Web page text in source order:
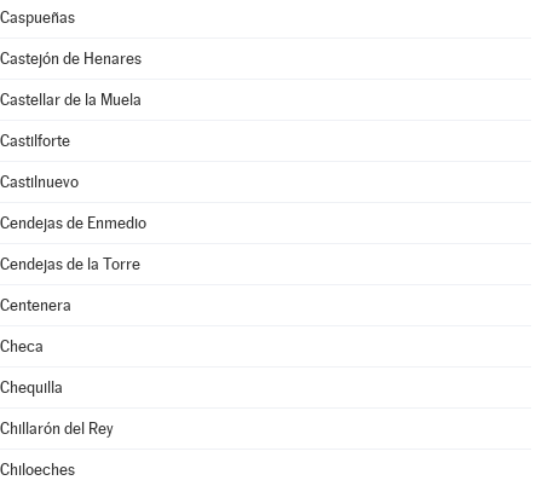
Caspueñas
Castejón de Henares
Castellar de la Muela
Castilforte
Castilnuevo
Cendejas de Enmedio
Cendejas de la Torre
Centenera
Checa
Chequilla
Chillarón del Rey
Chiloeches